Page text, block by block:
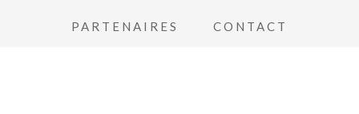
PARTENAIRES CONTACT